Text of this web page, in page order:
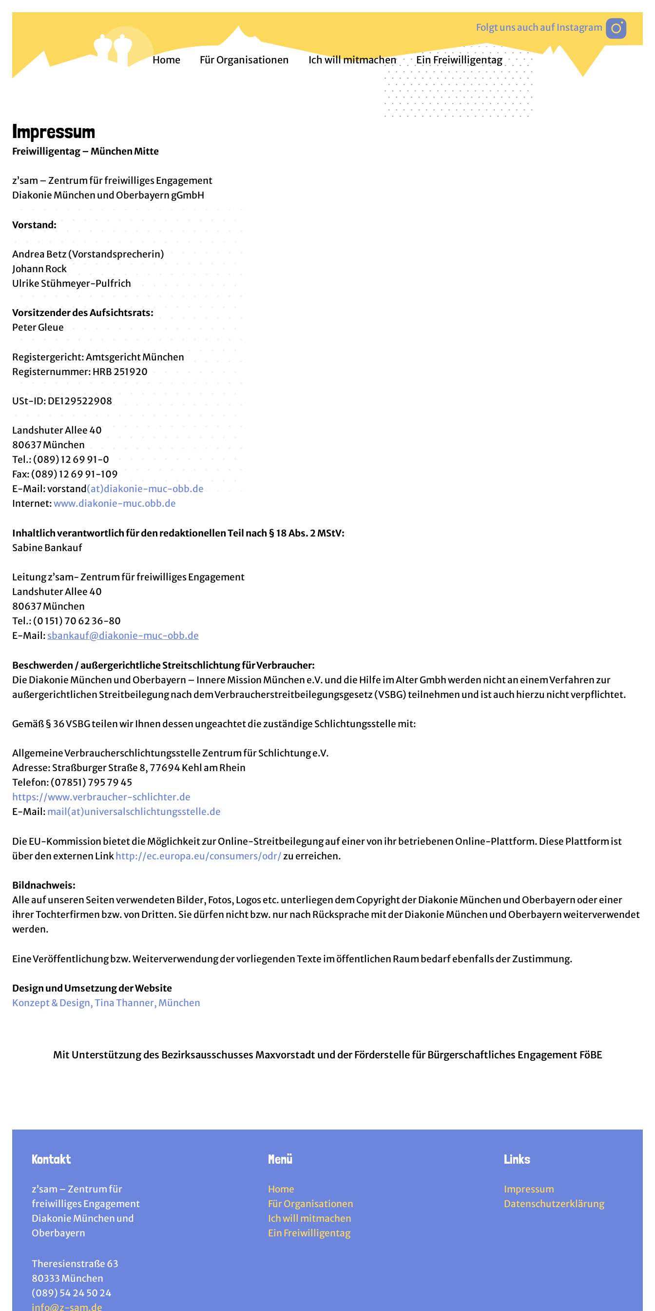
Folgt uns auch auf Instagram
Home Für Organisationen Ich will mitmachen Ein Freiwilligentag
Impressum
Freiwilligentag – München Mitte
z’sam – Zentrum für freiwilliges Engagement
Diakonie München und Oberbayern gGmbH
Vorstand:
Andrea Betz (Vorstandsprecherin)
Johann Rock
Ulrike Stühmeyer-Pulfrich
Vorsitzender des Aufsichtsrats:
Peter Gleue
Registergericht: Amtsgericht München
Registernummer: HRB 251920
USt-ID: DE129522908
Landshuter Allee 40
80637 München
Tel.: (089) 12 69 91-0
Fax: (089) 12 69 91-109
E-Mail: vorstand (at)diakonie-muc-obb.de
Internet:www.diakonie-muc.obb.de
Inhaltlich verantwortlich für den redaktionellen Teil nach § 18 Abs. 2 MStV:
Sabine Bankauf
Leitung z’sam- Zentrum für freiwilliges Engagement
Landshuter Allee 40
80637 München
Tel.: (0 151) 70 62 36-80
E-Mail: sbankauf@diakonie-muc-obb.de
Beschwerden / außergerichtliche Streitschlichtung für Verbraucher:
Die Diakonie München und Oberbayern – Innere Mission München e.V. und die Hilfe im Alter Gmbh werden nicht an einem Verfahren zur
außergerichtlichen Streitbeilegung nach dem Verbraucherstreitbeilegungsgesetz (VSBG) teilnehmen und ist auch hierzu nicht verpflichtet.
Gemäß § 36 VSBG teilen wir Ihnen dessen ungeachtet die zuständige Schlichtungsstelle mit:
Allgemeine Verbraucherschlichtungsstelle Zentrum für Schlichtung e.V.
Adresse: Straßburger Straße 8, 77694 Kehl am Rhein
Telefon: (07851) 795 79 45
https://www.verbraucher-schlichter.de
E-Mail: mail(at)universalschlichtungsstelle.de
Die EU-Kommission bietet die Möglichkeit zur Online-Streitbeilegung auf einer von ihr betriebenen Online-Plattform. Diese Plattform ist
über den externen Linkhttp://ec.europa.eu/consumers/odr/zu erreichen.
Bildnachweis:
Alle auf unseren Seiten verwendeten Bilder, Fotos, Logos etc. unterliegen dem Copyright der Diakonie München und Oberbayern oder einer
ihrer Tochterfirmen bzw. von Dritten. Sie dürfen nicht bzw. nur nach Rücksprache mit der Diakonie München und Oberbayern weiterverwendet
werden.
Eine Veröffentlichung bzw. Weiterverwendung der vorliegenden Texte im öffentlichen Raum bedarf ebenfalls der Zustimmung.
Design und Umsetzung der Website
Konzept & Design, Tina Thanner, München
Mit Unterstützung des Bezirksausschusses Maxvorstadt und der Förderstelle für Bürgerschaftliches Engagement FöBE
Kontakt
z’sam – Zentrum für
freiwilliges Engagement
Diakonie München und
Oberbayern
Theresienstraße 63
80333 München
(089) 54 24 50 24
info@z-sam.de
Menü
Home
Für Organisationen
Ich will mitmachen
Ein Freiwilligentag
Links
Impressum
Datenschutzerklärung